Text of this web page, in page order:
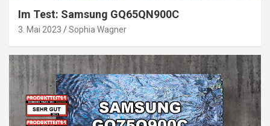
Im Test: Samsung GQ65QN900C
3. Mai 2023 Sophia Wagner